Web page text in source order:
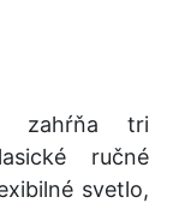
zahŕňa tri
ručné
svetlo,